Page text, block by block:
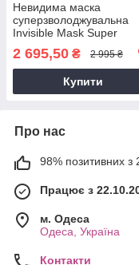
Невидима маска
суперзволоджувальна
Invisible Mask Super
Hydrating, 200 мл
2 695,50 ₴ 2 995 ₴
Купити
Про нас
98% позитивних з
Працює з
м. Одеса
Одеса, Україна
Контакти